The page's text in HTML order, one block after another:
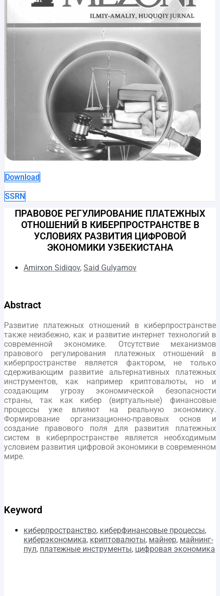
Download
SSRN
ПРАВОВОЕ РЕГУЛИРОВАНИЕ ПЛАТЕЖНЫХ
ОТНОШЕНИЙ В КИБЕРПРОСТРАНСТВЕ В
УСЛОВИЯХ РАЗВИТИЯ ЦИФРОВОЙ
ЭКОНОМИКИ УЗБЕКИСТАНА
Amirxon Sidiqov, Said Gulyamov
Abstract
Развитие платежных отношений в киберпространстве
также неизбежно, как и развитие интернет технологий в
современной экономике. Отсутствие механизмов
правового регулирования платежных отношений в
киберпространстве является фактором, не только
сдерживающим развитие альтернативных платежных
инструментов, как например криптовалюты, но и
создающим угрозу экономической безопасности
страны, так как кибер (виртуальные) финансовые
процессы уже влияют на реальную экономику.
Формирование организационно-правовых основ и
создание правового поля для развития платежных
систем в киберпространстве является необходимым
условием развития цифровой экономики в современном
мире.
Keyword
киберпространство, киберфинансовые процессы,
киберэкономика, криптовалюты, майнер, майнинг-
пул, платежные инструменты, цифровая экономика